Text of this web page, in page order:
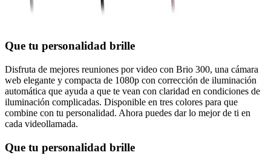
Que tu personalidad brille
Disfruta de mejores reuniones por video con Brio 300, una cámara
web elegante y compacta de 1080p con corrección de iluminación
automática que ayuda a que te vean con claridad en condiciones de
iluminación complicadas. Disponible en tres colores para que
combine con tu personalidad. Ahora puedes dar lo mejor de ti en
cada videollamada.
Que tu personalidad brille